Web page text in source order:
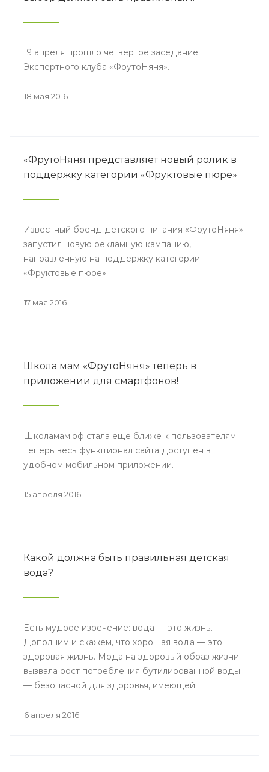
19 апреля прошло четвёртое заседание
Экспертного клуба «ФрутоНяня».
18 мая 2016
«ФрутоНяня представляет новый ролик в
поддержку категории «Фруктовые пюре»
Известный бренд детского питания «ФрутоНяня»
запустил новую рекламную кампанию,
направленную на поддержку категории
«Фруктовые пюре».
17 мая 2016
Школа мам «ФрутоНяня» теперь в
приложении для смартфонов!
Школамам.рф стала еще ближе к пользователям.
Теперь весь функционал сайта доступен в
удобном мобильном приложении.
15 апреля 2016
Какой должна быть правильная детская
вода?
Есть мудрое изречение: вода — это жизнь.
Дополним и скажем, что хорошая вода — это
здоровая жизнь. Мода на здоровый образ жизни
вызвала рост потребления бутилированной воды
— безопасной для здоровья, имеющей
6 апреля 2016